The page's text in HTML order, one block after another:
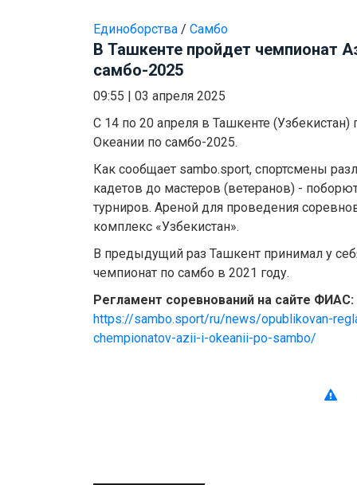
Единоборства / Самбо
В Ташкенте пройдет чемпионат
самбо-2025
09:55
03 апреля 2025
C 14 по 20 апреля в Ташкенте
Океании по самбо-2025.
Как сообщает sambo.sport, спортсмены
кадетов до мастеров (ветеранов) -
турниров. Ареной для проведения
комплекс «Узбекистан».
В предыдущий раз Ташкент принимал у
чемпионат по самбо в 2021 году.
Регламент соревнований на сайте ФИАС:
https://sambo.sport/ru/news/opublikovan-
chempionatov-azii-i-okeanii-po-sambo/